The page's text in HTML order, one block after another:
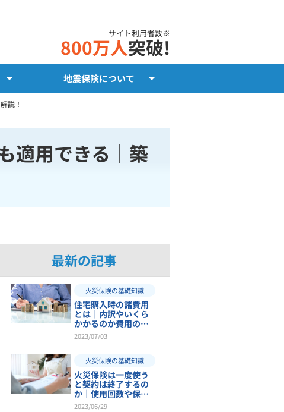
サイト利用者数※
800万人突破!
地震保険について
説！
適用できる｜築
最新の記事
火災保険の基礎知識
住宅購入時の諸費用
とは｜内訳やいくら
かかるのか費用の目
安も紹介！
2023/07/03
火災保険の基礎知識
火災保険は一度使う
と契約は終了するの
か｜使用回数や保険
料について解説
2023/06/29